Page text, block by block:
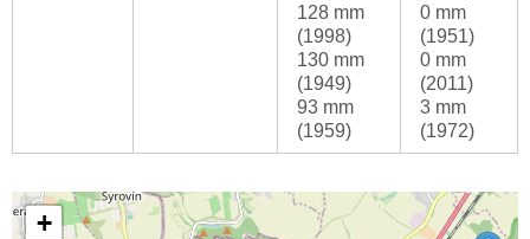
128 mm
(1998)
130 mm
(1949)
93 mm
(1959)
0 mm
(1951)
0 mm
(2011)
3 mm
(1972)
+